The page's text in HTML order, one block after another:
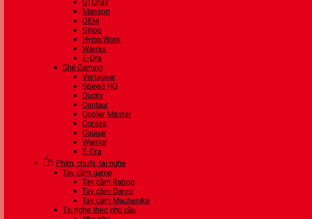
GTChair
Manson
OEM
Sihoo
HyperWork
Warrior
E-Dra
Ghế Gaming
Vertagear
Speed HQ
Ducky
Centaur
Cooler Master
Corsair
Cougar
Warrior
E-Dra
Phím, chuột, tai nghe
Tay cầm game
Tay cầm Rapoo
Tay cầm Dareu
Tay cầm Machenike
Tai nghe theo nhu cầu